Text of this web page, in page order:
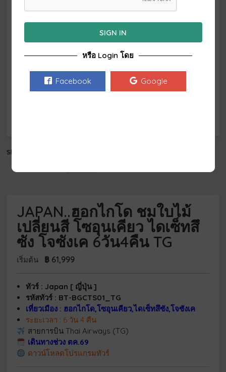
พฤ. ศ.
1 2 3 4 5 6
14 15 16 17 18 19 20
21 22 23 24 25 26
28 29 30 31
Share this:
JAPAN..ฮอกไกโด ชมใบไม้
เปลี่ยนสี โซอุนเคียว ไดเซ็ทสึ
ซัง โจซังเค 6วัน4คืน TG
เริ่มต้น ฿ 61,999
ทัวร์ : Japan [ ญี่ปุ่น ]
รหัสทัวร์ : BT-BGCTS01_TG
เที่ยวเมือง : ฮอกไกโด,โซอุนเคียว,ไดเซ็ทสึซัง,โจซังเค
ระยะเวลา : 6 วัน 4 คืน
สายการบิน Thai Airways (TG)
เดินทางช่วง ตค.69
ดาวน์โหลดโปรแกรมทัวร์
SIGN IN
หรือ Login โดย
Facebook Google